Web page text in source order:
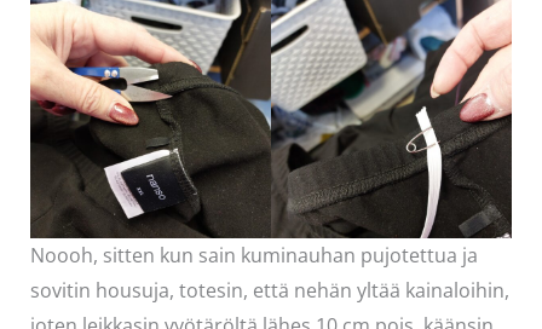
Noooh, sitten kun sain kuminauhan pujotettua ja
sovitin housuja, totesin, että nehän yltää kainaloihin,